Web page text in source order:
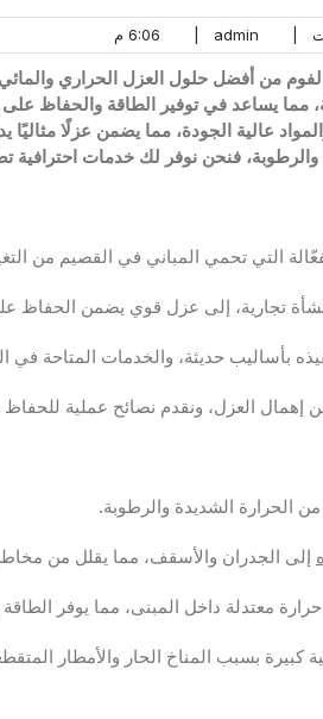
من أفضل حلول العزل الحراري
مما يساعد في توفير الطاقة والحفاظ
عالية الجودة، مما يضمن عزلًا
فنحن نوفر لك خدمات احترافية
التي تحمي المباني في القصيم من
تجارية، إلى عزل قوي يضمن الحفاظ
بأساليب حديثة، والخدمات المتاحة في
إهمال العزل، ونقدم نصائح عملية
الحرارة الشديدة والرطوبة.
إلى الجدران والأسقف، مما يقلل من
معتدلة داخل المبنى، مما يوفر الطاقة
بسبب المناخ الحار والأمطار